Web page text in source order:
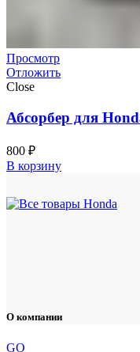
Просмотр
Отложить
Close
Абсорбер для
800 ₽
В корзину
О компании
GO